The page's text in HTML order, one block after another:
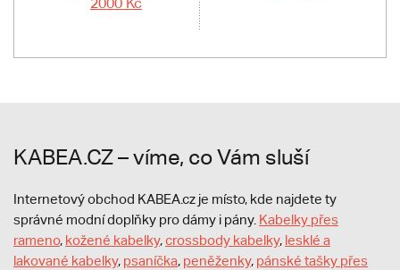
KABEA.CZ – víme, co Vám sluší
Internetový obchod KABEA.cz je místo, kde najdete ty
správné modní doplňky pro dámy i pány. Kabelky přes
rameno, kožené kabelky,crossbody kabelky, lesklé a
lakované kabelky, psaníčka, peněženky, pánské tašky přes